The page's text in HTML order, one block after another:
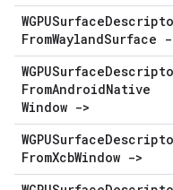
WGPUSurface
FromWaylandSurface -
WGPUSurface
FromAndroidNative
Window ->
WGPUSurface
FromXcbWindow ->